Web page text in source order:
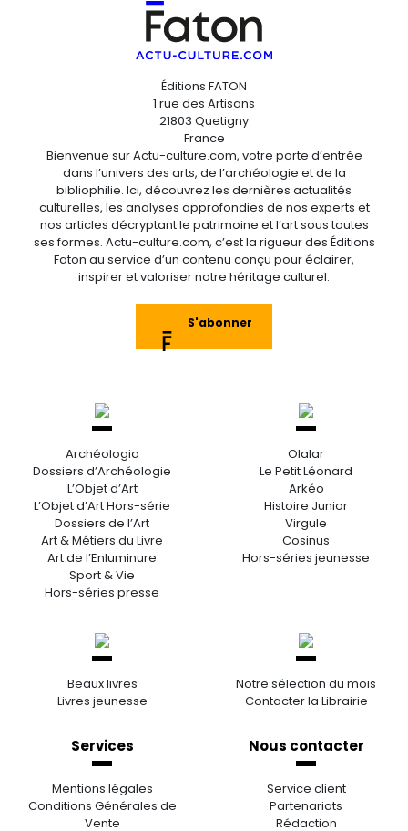
Éditions FATON
1 rue des Artisans
21803 Quetigny
France
Bienvenue sur Actu-culture.com, votre porte d’entrée
dans l’univers des arts, de l’archéologie et de la
bibliophilie. Ici, découvrez les dernières actualités
culturelles, les analyses approfondies de nos experts et
nos articles décryptant le patrimoine et l’art sous toutes
ses formes. Actu-culture.com, c’est la rigueur des Éditions
Faton au service d’un contenu conçu pour éclairer,
inspirer et valoriser notre héritage culturel.
S'abonner
Archéologia
Dossiers d’Archéologie
L’Objet d’Art
L’Objet d’Art Hors-série
Dossiers de l’Art
Art & Métiers du Livre
Art de l’Enluminure
Sport & Vie
Hors-séries presse
Olalar
Le Petit Léonard
Arkéo
Histoire Junior
Virgule
Cosinus
Hors-séries jeunesse
Beaux livres
Livres jeunesse
Notre sélection du mois
Contacter la Librairie
Services
Mentions légales
Conditions Générales de
Vente
Nous contacter
Service client
Partenariats
Rédaction